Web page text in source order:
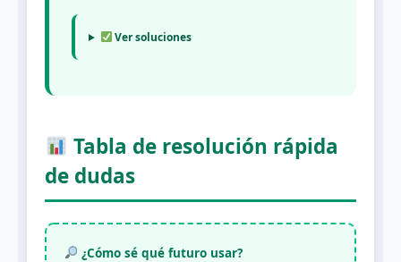
Ver soluciones
Tabla de resolución rápida
de dudas
¿Cómo sé qué futuro usar?